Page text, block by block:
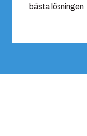
bästa lösningen